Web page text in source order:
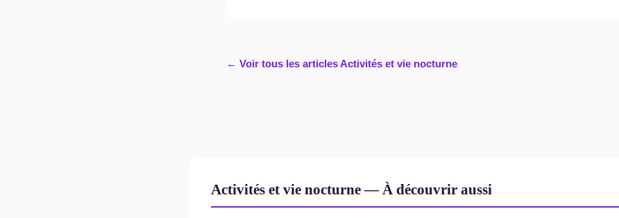
← Voir tous les articles Activités et vie nocturne
Activités et vie nocturne — À découvrir aussi